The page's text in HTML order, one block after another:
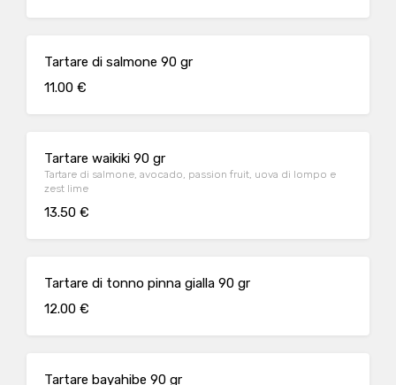
Tartare di salmone 90 gr
11.00 €
Tartare waikiki 90 gr
Tartare di salmone, avocado, passion fruit, uova di lompo e
zest lime
13.50 €
Tartare di tonno pinna gialla 90 gr
12.00 €
Tartare bayahibe 90 gr